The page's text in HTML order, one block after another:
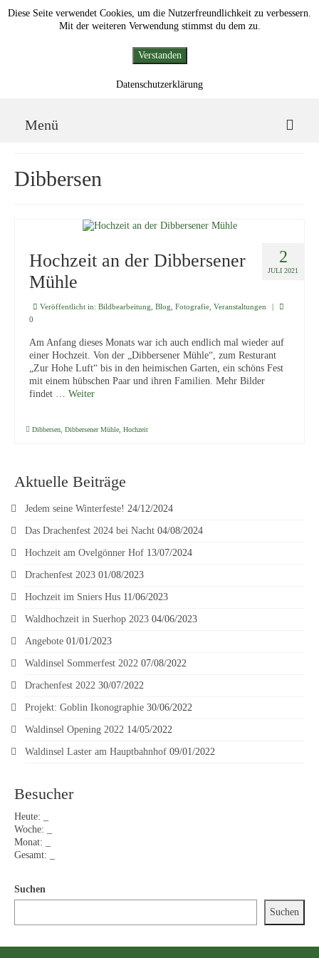
Grafik Design und Fotografie
menu
Menü
Grafik Design
Über mich
Kontakt
End
menu
Dibbersen
2
JULI 2021
Hochzeit an der Dibbersener
Mühle
Veröffentlicht in: Bildbearbeitung Blog Fotografie Veranstaltungen
0
Am Anfang dieses Monats war ich auch endlich mal wieder auf
einer Hochzeit. Von der „Dibbersener Mühle“, zum Resturant
„Zur Hohe Luft“ bis in den heimischen Garten, ein schöns Fest
mit einem hübschen Paar und ihren Familien. Mehr Bilder
findet … Weiter
Dibbersen, Dibbersener Mühle, Hochzeit
Aktuelle Beiträge
Jedem seine Winterfeste! 24/12/2024
Das Drachenfest 2024 bei Nacht 04/08/2024
Hochzeit am Ovelgönner Hof 13/07/2024
Drachenfest 2023 01/08/2023
Hochzeit im Sniers Hus 11/06/2023
Waldhochzeit in Suerhop 2023 04/06/2023
Angebote 01/01/2023
Waldinsel Sommerfest 2022 07/08/2022
Drachenfest 2022 30/07/2022
Projekt: Goblin Ikonographie 30/06/2022
Waldinsel Opening 2022 14/05/2022
Waldinsel Laster am Hauptbahnhof 09/01/2022
Besucher
Heute:
Woche:
Monat:
Gesamt:
Suchen
Suchen
Diese Seite verwendet Cookies, um die Nutzerfreundlichkeit zu verbessern.
Mit der weiteren Verwendung stimmst du dem zu.
Verstanden
Datenschutzerklärung